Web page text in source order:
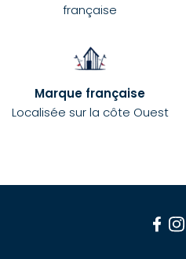
française
Marque française
Localisée sur la côte Ouest